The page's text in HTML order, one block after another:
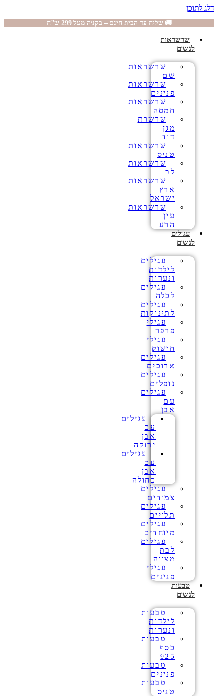
דלג לתוכן
🚚 שליח עד הבית חינם – בקניה מעל 299 ש"ח
שרשראות
לנשים
שרשראות
שם
שרשראות
פנינים
שרשראות
חמסה
שרשרת
מגן
דוד
שרשראות
טניס
שרשראות
לב
שרשראות
ארץ
ישראל
שרשראות
עין
הרע
עגילים
לנשים
עגילים
לילדות
ונערות
עגילים
לכלה
עגילים
לתינוקות
עגילי
פרפר
עגילי
חישוק
עגילים
ארוכים
עגילים
נופלים
עגילים
עם
אבן
עגילים
עם
אבן
ירוקה
עגילים
עם
אבן
כחולה
עגילים
צמודים
עגילים
תלויים
עגילים
מיוחדים
עגילים
לבת
מצווה
עגילי
פנינים
טבעות
לנשים
טבעות
לילדות
ונערות
טבעות
כסף
925
טבעות
פנינים
טבעות
טניס